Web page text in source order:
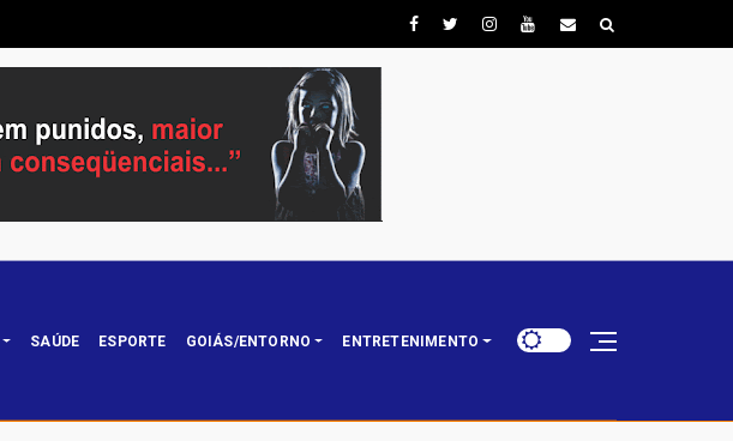
SAÚDE ESPORTE GOIÁS/ENTORNO ENTRETENIMENTO